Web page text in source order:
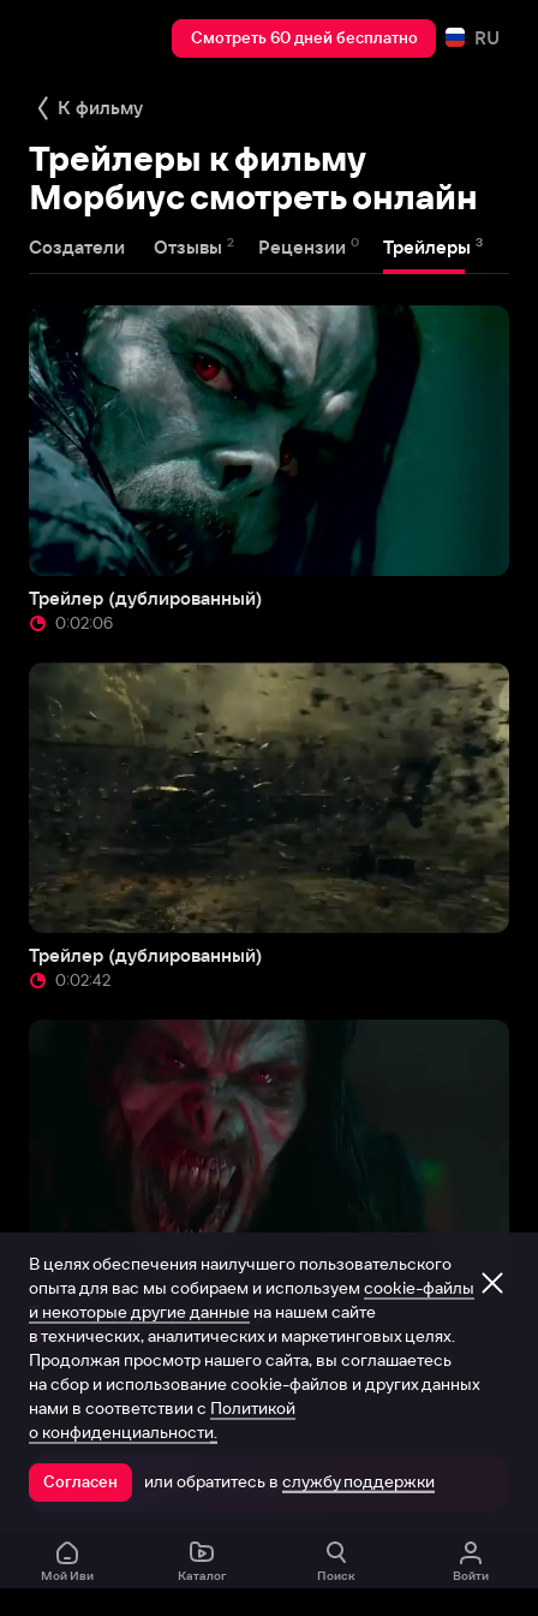
Смотреть 60 дней бесплатно RU
К фильму
Трейлеры к фильму
Морбиус смотреть онлайн
Создатели Отзывы 2 Рецензии 0 Трейлеры 3
Трейлер (дублированный)
0:02:06
Трейлер (дублированный)
0:02:42
Трейлер (дублированный)
0:02:56
Открыть в приложении
Мой Иви Каталог Поиск Войти
В целях обеспечения наилучшего пользовательского
опыта для вас мы собираем и используем cookie-файлы
и некоторые другие данные на нашем сайте
в технических, аналитических и маркетинговых целях.
Продолжая просмотр нашего сайта, вы соглашаетесь
на сбор и использование cookie-файлов и других данных
нами в соответствии с Политикой
о конфиденциальности.
Согласен или обратитесь в службу поддержки